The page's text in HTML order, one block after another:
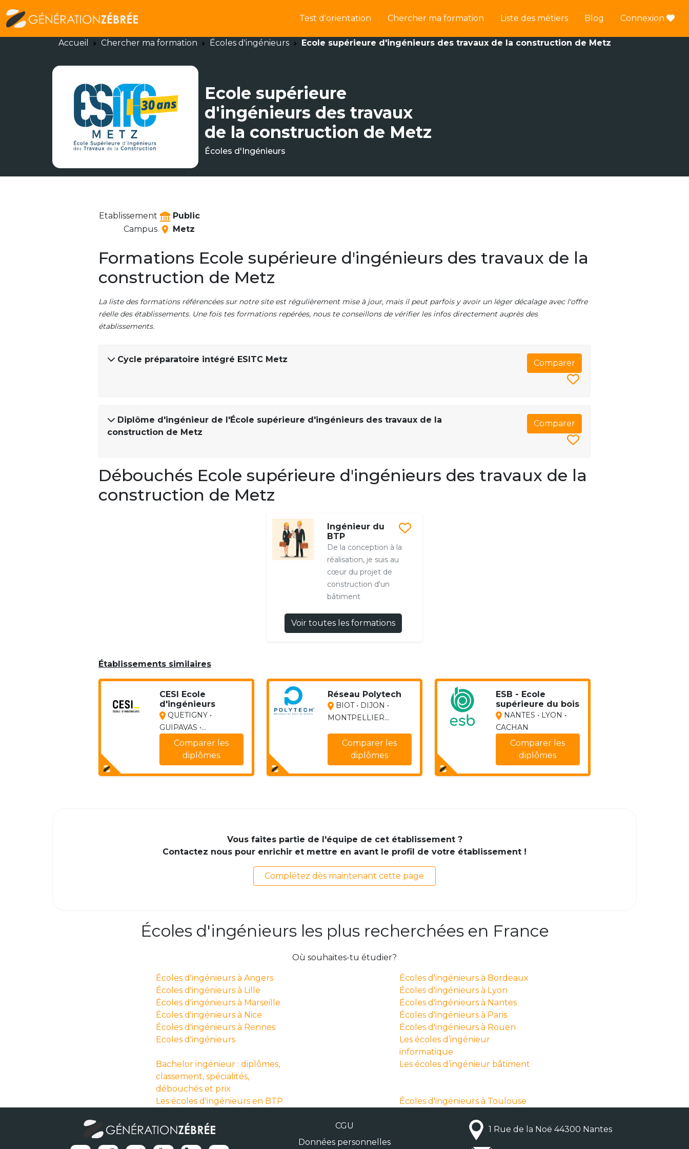
Test d'orientation Chercher ma formation Liste des métiers Blog Connexion
Accueil Chercher ma formation Écoles d'ingénieurs Ecole supérieure d'ingénieurs des travaux de la construction de Metz
Ecole supérieure
d'ingénieurs des travaux
de la construction de Metz
Écoles d'Ingénieurs
Etablissement
Public
Campus
Metz
Formations Ecole supérieure d'ingénieurs des travaux de la
construction de Metz
La liste des formations référencées sur notre site est régulièrement mise à jour, mais il peut parfois y avoir un léger décalage avec l'offre
réelle des établissements. Une fois tes formations repérées, nous te conseillons de vérifier les infos directement auprès des
établissements.
Cycle préparatoire intégré ESITC Metz Comparer
Diplôme d'ingénieur de l'École supérieure d'ingénieurs des travaux de la
construction de Metz
Comparer
Débouchés Ecole supérieure d'ingénieurs des travaux de la
construction de Metz
Ingénieur du
BTP
De la conception à la
réalisation, je suis au
cœur du projet de
construction d'un
bâtiment
Voir toutes les formations
Établissements similaires
CESI Ecole
d'ingénieurs
QUETIGNY •
GUIPAVAS •...
Comparer les
diplômes
Réseau Polytech
BIOT • DIJON •
MONTPELLIER...
Comparer les
diplômes
ESB - Ecole
supérieure du bois
NANTES • LYON •
CACHAN
Comparer les
diplômes
Vous faites partie de l'équipe de cet établissement ?
Contactez nous pour enrichir et mettre en avant le profil de votre établissement !
Complétez dès maintenant cette page
Écoles d'ingénieurs les plus recherchées en France
Où souhaites-tu étudier?
Écoles d'ingénieurs à Angers
Écoles d'ingénieurs à Bordeaux
Écoles d'ingénieurs à Lille
Écoles d'ingénieurs à Lyon
Écoles d'ingénieurs à Marseille
Écoles d'ingénieurs à Nantes
Écoles d'ingénieurs à Nice
Écoles d'ingénieurs à Paris
Écoles d'ingénieurs à Rennes
Écoles d'ingénieurs à Rouen
Ecoles d'ingénieurs
Les écoles d’ingénieur
informatique
Bachelor ingénieur : diplômes,
classement, spécialités,
débouchés et prix
Les écoles d’ingénieur bâtiment
Les écoles d'ingénieurs en BTP Écoles d'ingénieurs à Toulouse
CGU
Données personnelles
1 Rue de la Noë 44300 Nantes